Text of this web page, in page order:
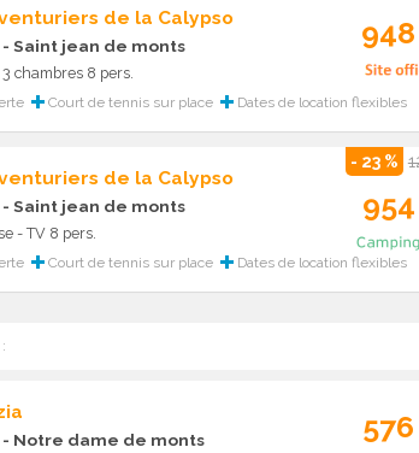
de la Calypso
- Saint jean de monts
chambres 8 pers.
Court de tennis sur place Dates de location flexibles
de la Calypso
- Saint jean de monts
- TV 8 pers.
Court de tennis sur place Dates de location flexibles
- 23 %
- Notre dame de monts